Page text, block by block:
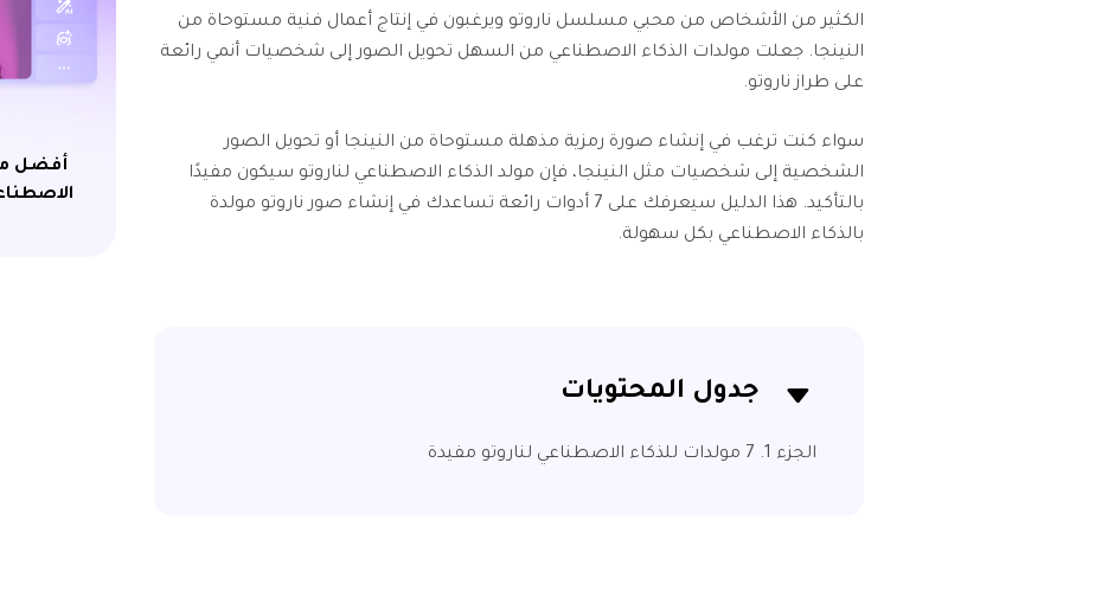
الكثير من الأشخاص من محبي مسلسل ناروتو ويرغبون في إنتاج أعمال فنية مستوحاة من
النينجا. جعلت مولدات الذكاء الاصطناعي من السهل تحويل الصور إلى شخصيات أنمي رائعة
على طراز ناروتو.
سواء كنت ترغب في إنشاء صورة رمزية مذهلة مستوحاة من النينجا أو تحويل الصور
الشخصية إلى شخصيات مثل النينجا، فإن مولد الذكاء الاصطناعي لناروتو سيكون مفيدًا
بالتأكيد. هذا الدليل سيعرفك على 7 أدوات رائعة تساعدك في إنشاء صور ناروتو مولدة
بالذكاء الاصطناعي بكل سهولة.
جدول المحتويات
الجزء 1. 7 مولدات للذكاء الاصطناعي لناروتو مفيدة
أفضل